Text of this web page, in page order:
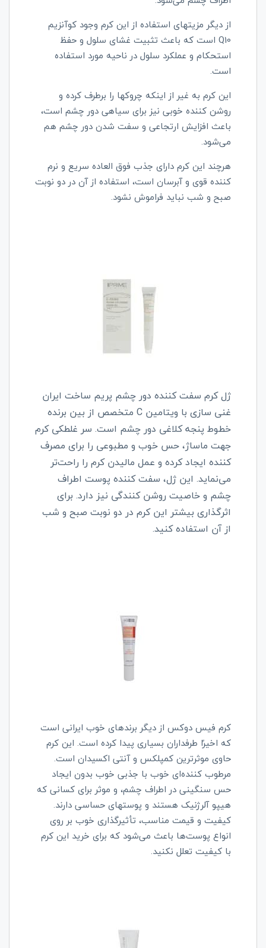
از دیگر مزیتهای استفاده از این کرم وجود کوآنزیم
Q10 است که باعث تثبیت غشای سلول و حفظ
استحکام و عملکرد سلول در ناحیه‌ مورد استفاده
است.
این کرم به غیر از اینکه چروکها را برطرف کرده و
روشن کننده خوبی نیز برای سیاهی دور چشم است،
باعث افزایش ارتجاعی و سفت شدن دور چشم هم
می‌شود.
هرچند این کرم دارای جذب فوق العاده سریع و نرم
کننده قوی و آبرسان است، استفاده از آن در دو نوبت
صبح و شب نباید فراموش نشود.
ژل کرم سفت کننده دور چشم پریم ساخت ایران
غنی سازی با ویتامین Cمتخصص از بین برنده
خطوط پنجه کلاغی دور چشم است. سر غلطکی کرم
جهت ماساژ، حس خوب و مطبوعی را برای مصرف
کننده ایجاد کرده و عمل مالیدن کرم را راحت‌تر
می‌نماید. این ژل، سفت کننده پوست اطراف
چشم و خاصیت روشن کنندگی نیز دارد. برای
اثرگذاری بیشتر این کرم در دو نوبت صبح و شب
از آن استفاده کنید.
کرم فیس دوکس از دیگر برندهای خوب ایرانی است
که اخیرًا طرفداران بسیاری پیدا کرده است. این کرم
حاوی موثرترین کمپلکس و آنتی اکسیدان است.
مرطوب کننده‌ای خوب با جذبی خوب بدون ایجاد
حس سنگینی در اطراف چشم، و موثر برای کسانی که
هیپو آلرژنیک هستند و پوستهای حساسی دارند.
کیفیت و قیمت مناسب، تأثیرگذاری خوب بر روی
انواع پوست‌ها باعث می‌شود که برای خرید این کرم
با کیفیت تعلل نکنید.